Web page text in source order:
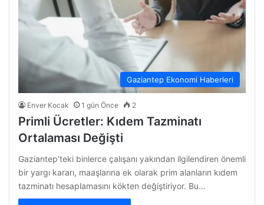
Gaziantep Ekonomi Haberleri
Enver Kocak 1 gün Önce 2
Primli Ücretler: Kıdem Tazminatı
Ortalaması Değişti
Gaziantep’teki binlerce çalışanı yakından ilgilendiren önemli
bir yargı kararı, maaşlarına ek olarak prim alanların kıdem
tazminatı hesaplamasını kökten değiştiriyor. Bu…